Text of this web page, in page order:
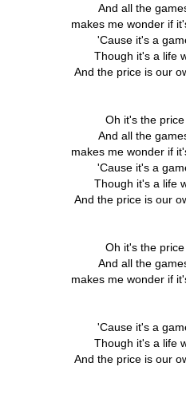
And all the
makes me wonder if
'Cause it's a
Though it's a life
And the price is our
Oh it's the
And all the
makes me wonder if
'Cause it's a
Though it's a life
And the price is our
Oh it's the
And all the
makes me wonder if
'Cause it's a
Though it's a life
And the price is our